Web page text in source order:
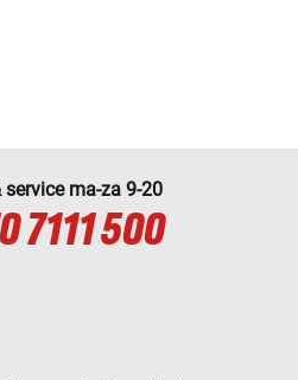
service ma-za 9-20
7111 500